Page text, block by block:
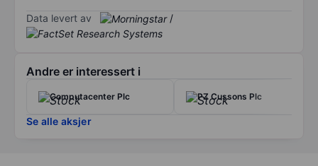
Data levert av /
Andre er interessert i
Computacenter Plc PZ Cussons Plc
Se alle aksjer